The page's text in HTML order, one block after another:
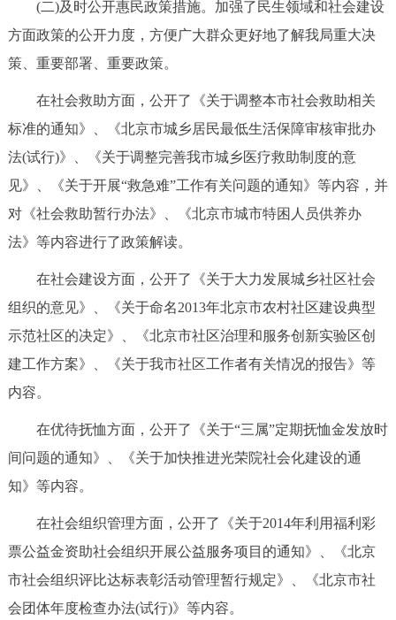
(二)及时公开惠民政策措施。加强了民生领域和社会建设
方面政策的公开力度，方便广大群众更好地了解我局重大决
策、重要部署、重要政策。
在社会救助方面，公开了《关于调整本市社会救助相关
标准的通知》、《北京市城乡居民最低生活保障审核审批办
法(试行)》、《关于调整完善我市城乡医疗救助制度的意
见》、《关于开展“救急难”工作有关问题的通知》等内容，并
对《社会救助暂行办法》、《北京市城市特困人员供养办
法》等内容进行了政策解读。
在社会建设方面，公开了《关于大力发展城乡社区社会
组织的意见》、《关于命名2013年北京市农村社区建设典型
示范社区的决定》、《北京市社区治理和服务创新实验区创
建工作方案》、《关于我市社区工作者有关情况的报告》等
内容。
在优待抚恤方面，公开了《关于“三属”定期抚恤金发放时
间问题的通知》、《关于加快推进光荣院社会化建设的通
知》等内容。
在社会组织管理方面，公开了《关于2014年利用福利彩
票公益金资助社会组织开展公益服务项目的通知》、《北京
市社会组织评比达标表彰活动管理暂行规定》、《北京市社
会团体年度检查办法(试行)》等内容。